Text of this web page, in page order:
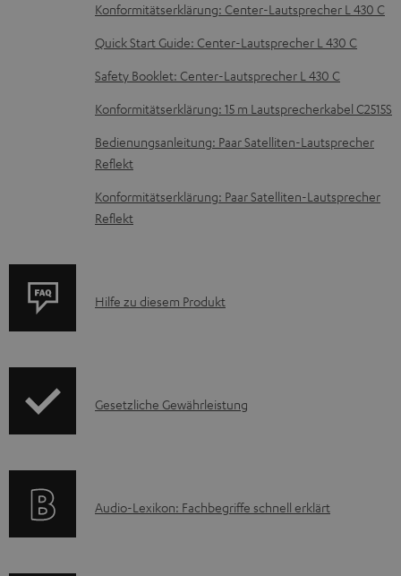
r
u
n
t
e
r
a
n
Konformitätserklärung: Center-Lautsprecher L 430 C
Quick Start Guide: Center-Lautsprecher L 430 C
Safety Booklet: Center-Lautsprecher L 430 C
Konformitätserklärung: 15 m Lautsprecherkabel C2515S
Bedienungsanleitung: Paar Satelliten-Lautsprecher
Reflekt
Konformitätserklärung: Paar Satelliten-Lautsprecher
Reflekt
P
u
A
Hilfe zu diesem Produkt
I
r
Gesetzliche Gewährleistung
A
Audio-Lexikon: Fachbegriffe schnell erklärt